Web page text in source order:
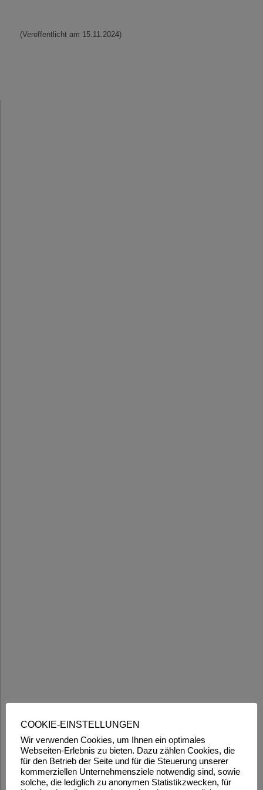
(Veröffentlicht am 15.11.2024)
COOKIE-EINSTELLUNGEN
Wir verwenden Cookies, um Ihnen ein optimales
Webseiten-Erlebnis zu bieten. Dazu zählen Cookies, die
für den Betrieb der Seite und für die Steuerung unserer
kommerziellen Unternehmensziele notwendig sind, sowie
solche, die lediglich zu anonymen Statistikzwecken, für